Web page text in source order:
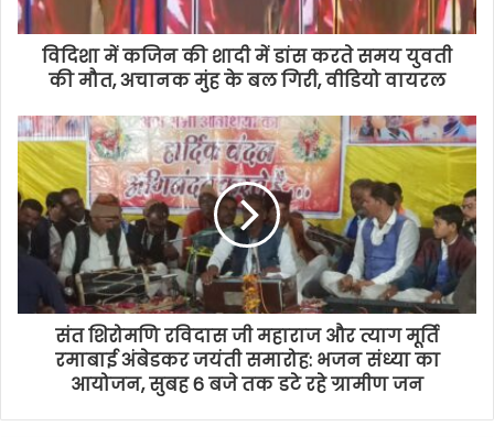
विदिशा में कजिन की शादी में डांस करते समय युवती
की मौत, अचानक मुंह के बल गिरी, वीडियो वायरल
संत शिरोमणि रविदास जी महाराज और त्याग मूर्ति
रमाबाई अंबेडकर जयंती समारोह: भजन संध्या का
आयोजन, सुबह 6 बजे तक डटे रहे ग्रामीण जन